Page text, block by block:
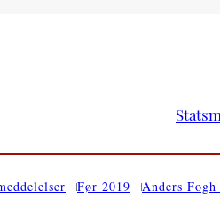
Før 2019 Anders Fogh